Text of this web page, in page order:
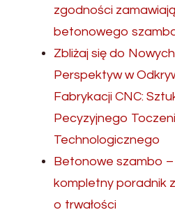
zgodności
betonowego
Zbliżaj się do Nowych
Perspektyw w
Fabrykacji CNC:
Pecyzyjnego
Technologicznego
Betonowe szambo –
kompletny poradnik
o trwałości